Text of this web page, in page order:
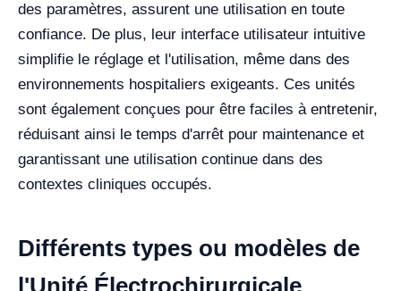
des paramètres, assurent une utilisation en toute
confiance. De plus, leur interface utilisateur intuitive
simplifie le réglage et l'utilisation, même dans des
environnements hospitaliers exigeants. Ces unités
sont également conçues pour être faciles à entretenir,
réduisant ainsi le temps d'arrêt pour maintenance et
garantissant une utilisation continue dans des
contextes cliniques occupés.
Différents types ou modèles de
l'Unité Électrochirurgicale